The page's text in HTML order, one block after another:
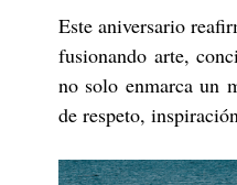
Este aniversario
fusionando arte,
no solo enmarca un
de respeto,